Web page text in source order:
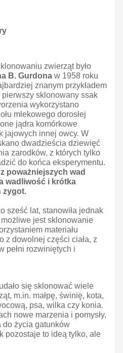
zwierząt było
B. Gurdona w 1958 roku
znanym przykładem
sklonowany ssak
wykorzystano
mlekowego dorosłej
jądra komórkowe
jajowych innej owcy. W
dwadzieścia dziewięć
zarodków, z których tylko
do końca eksperymentu.
poważniejszych wad
wadliwość i krótka
zygot.
sześć lat, stanowiła jednak
jest sklonowanie
materiału
z dowolnej części ciała, z
pełni rozwiniętych i
się sklonować wiele
m.in. małpę, świnię, kota,
psa, wilka czy konia.
nowe marzenia i pomysły,
do życia gatunków
pozostaje to ideą tylko, ale